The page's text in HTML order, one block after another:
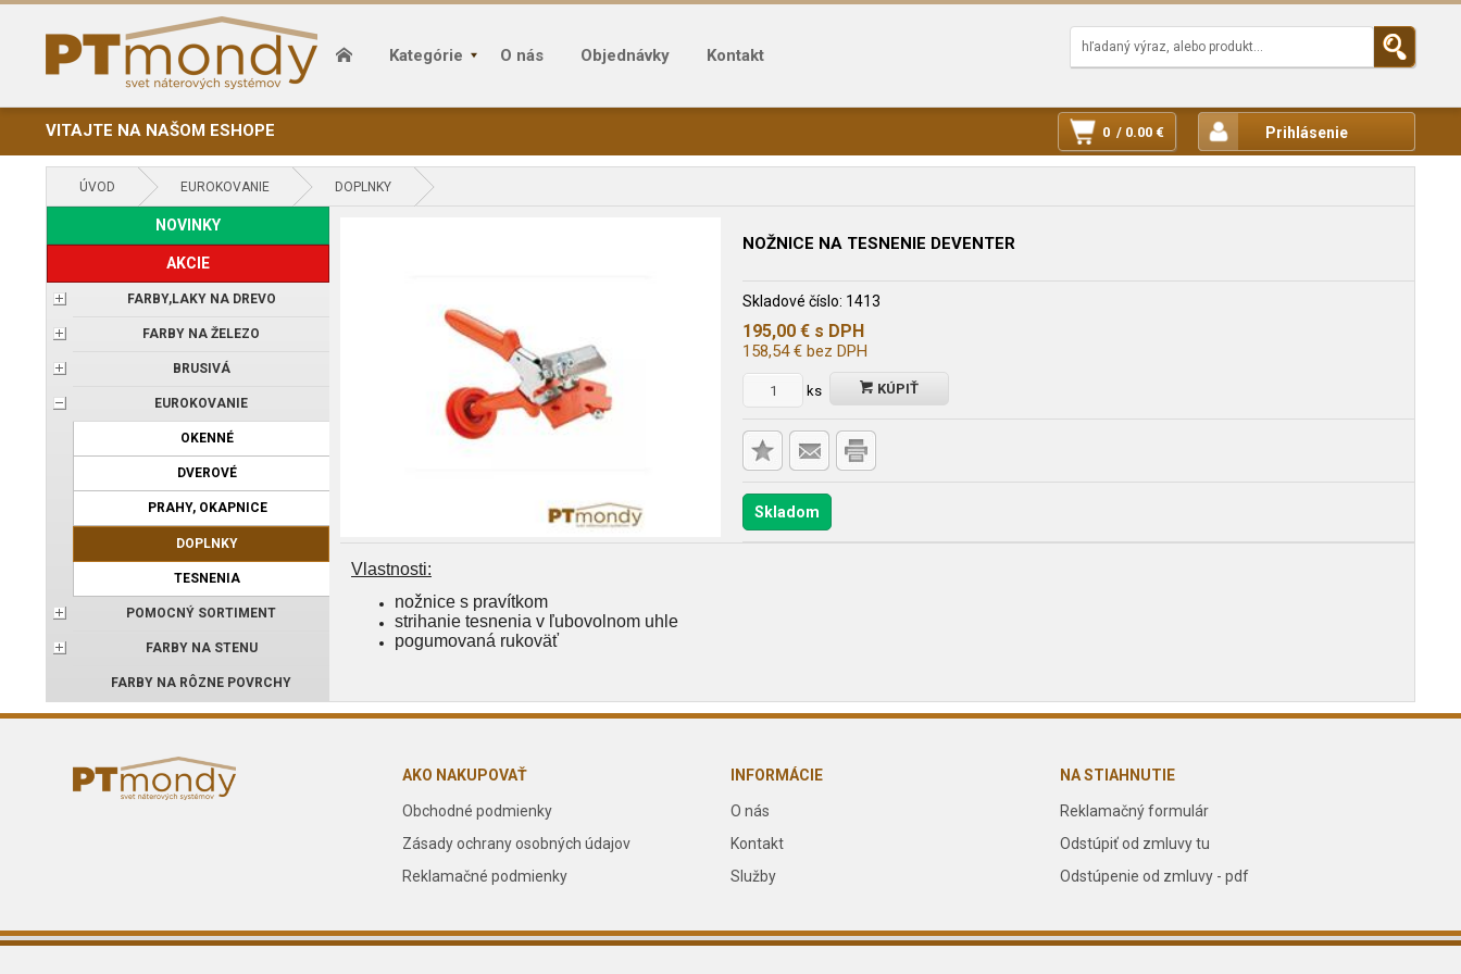
Kategórie O nás Objednávky Kontakt
VITAJTE NA NAŠOM ESHOPE Prihlásenie
0 / 0.00 €
ÚVOD EUROKOVANIE DOPLNKY
NOVINKY
AKCIE
FARBY,LAKY NA DREVO
FARBY NA ŽELEZO
BRUSIVÁ
EUROKOVANIE
OKENNÉ
DVEROVÉ
PRAHY, OKAPNICE
DOPLNKY
TESNENIA
POMOCNÝ SORTIMENT
FARBY NA STENU
FARBY NA RÔZNE POVRCHY
NOŽNICE NA TESNENIE DEVENTER
Skladové číslo: 1413
195,00 € s DPH
158,54 € bez DPH
ks KÚPIŤ
Skladom
Vlastnosti:
nožnice s pravítkom
strihanie tesnenia v ľubovolnom uhle
pogumovaná rukoväť
AKO NAKUPOVAŤ
Obchodné podmienky
Zásady ochrany osobných údajov
Reklamačné podmienky
INFORMÁCIE
O nás
Kontakt
Služby
NA STIAHNUTIE
Reklamačný formulár
Odstúpiť od zmluvy tu
Odstúpenie od zmluvy - pdf